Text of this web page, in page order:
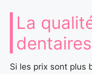
La
Si les prix sont plus